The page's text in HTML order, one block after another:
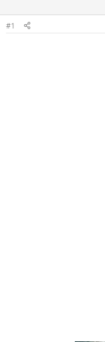
#1